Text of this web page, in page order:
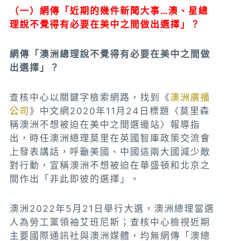
（一）網傳「近期的幾件新聞大事…澳、星總
理說不覺得有必要在美中之間做出選擇」？
網傳「澳洲總理說不覺得有必要在美中之間做
出選擇」？
查核中心以關鍵字檢索網路，找到《澳洲廣播
公司 》中文網2020年11月24日標題〈莫里森
稱澳洲不想被迫在美中之間選邊站〉報導指
出，時任澳洲總理莫里在英國智庫政策交流會
上發表講話，呼籲美國、中國這兩大國減少敵
對行動，宣稱澳洲不想被迫在華盛頓和北京之
間作出「非此即彼的選擇」。
澳洲2022年5月21日舉行大選，澳洲總理當選
人為勞工黨領袖艾班尼斯；查核中心檢視近期
主要國際通訊社與澳洲媒體，均無網傳「澳總